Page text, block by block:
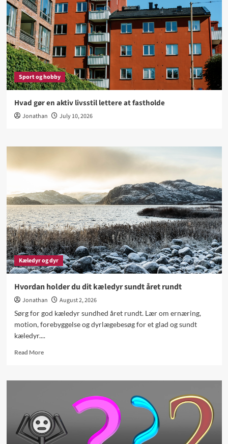
Sport og hobby
Hvad gør en aktiv livsstil lettere at fastholde
Jonathan July 10, 2026
Kæledyr og dyr
Hvordan holder du dit kæledyr sundt året rundt
Jonathan
August 2, 2026
Sørg for god kæledyr sundhed året rundt. Lær om ernæring,
motion, forebyggelse og dyrlægebesøg for et glad og sundt
kæledyr....
Read MoreRead
Hvordan
kæledyr
sundt
året